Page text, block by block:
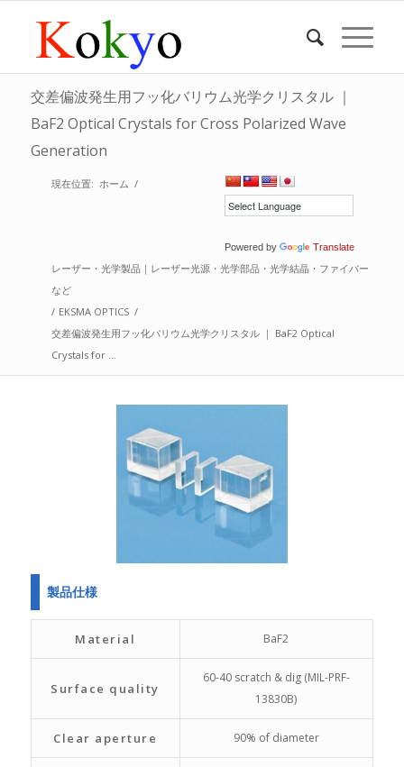
交差偏波発生用フッ化バリウム光学クリスタル ｜
BaF2 Optical Crystals for Cross Polarized Wave
Generation
Powered by Translate
現在位置: ホーム /
レーザー・光学製品｜レーザー光源・光学部品・光学結晶・ファイバー
など
/ EKSMA OPTICS /
交差偏波発生用フッ化バリウム光学クリスタル ｜ BaF2 Optical
Crystals for ...
製品仕様
Material BaF2
Surface quality
60-40 scratch & dig (MIL-PRF-
13830B)
Clear aperture 90% of diameter